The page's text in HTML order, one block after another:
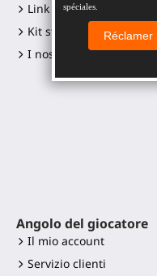
Link ai social media
Kit stampa e loghi
I nostri rivenditori
Angolo del giocatore
Il mio account
Servizio clienti